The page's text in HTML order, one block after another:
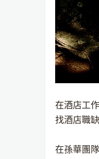
在酒店工
找酒店職
在孫華團